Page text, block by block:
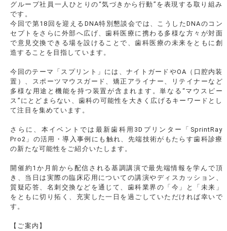
グループ社員一人ひとりの“気づきから行動”を表現する取り組み
です。
今回で第18回を迎えるDNA特別懇談会では、こうしたDNAのコン
セプトをさらに外部へ広げ、歯科医療に携わる多様な方々が対面
で意見交換できる場を設けることで、歯科医療の未来をともに創
造することを目指しています。
今回のテーマ「スプリント」には、ナイトガードやOA（口腔内装
置）、スポーツマウスガード、矯正アライナー、リテイナーなど
多様な用途と機能を持つ装置が含まれます。単なる“マウスピー
ス”にとどまらない、歯科の可能性を大きく広げるキーワードとし
て注目を集めています。
さらに、本イベントでは最新歯科用3Dプリンター「SprintRay
Pro2」の活用・導入事例にも触れ、先端技術がもたらす歯科診療
の新たな可能性をご紹介いたします。
開催約1か月前から配信される基調講演で最先端情報を学んで頂
き、当日は実際の臨床応用についての講演やディスカッション、
質疑応答、名刺交換などを通じて、歯科業界の「今」と「未来」
をともに切り拓く、充実した一日を過ごしていただければ幸いで
す。
【ご案内】